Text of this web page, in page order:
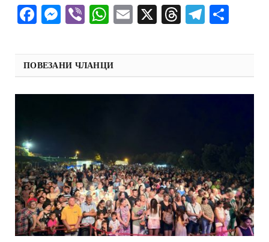
Facebook
Messenger
ViberWhatsApp
Email
X Threads
ПОВЕЗАНИ ЧЛАНЦИ